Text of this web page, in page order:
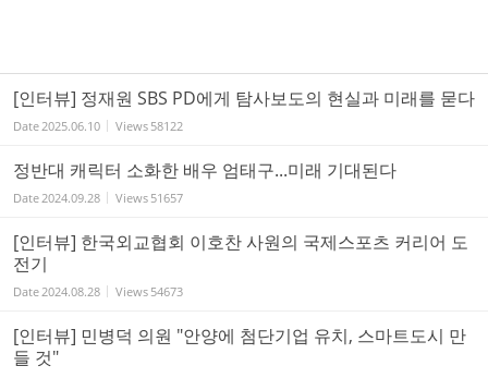
[인터뷰] 정재원 SBS PD에게 탐사보도의 현실과 미래를 묻다
Date2025.06.10 Views 58122
정반대 캐릭터 소화한 배우 엄태구...미래 기대된다
Date2024.09.28 Views 51657
[인터뷰] 한국외교협회 이호찬 사원의 국제스포츠 커리어 도
전기
Date2024.08.28 Views 54673
[인터뷰] 민병덕 의원 "안양에 첨단기업 유치, 스마트도시 만
들 것"